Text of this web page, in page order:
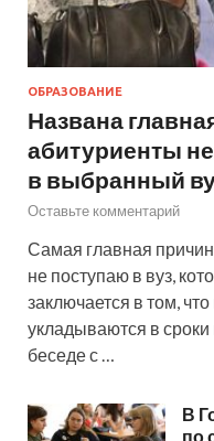
ОБРАЗОВАНИЕ
Названа
абитуриенты
в выбранный
Оставьте комментарий
Самая главная
не поступаю в вуз,
заключается в том,
укладываются в
беседе с …
В
по